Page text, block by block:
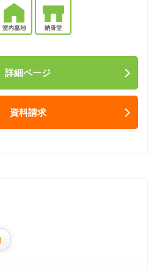
詳細ページ
資料請求